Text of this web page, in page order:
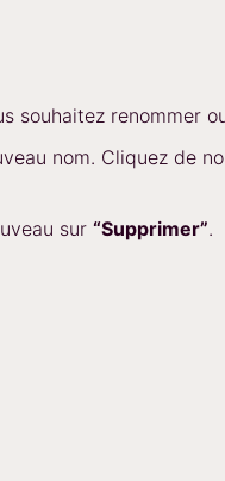
souhaitez renommer
nom. Cliquez de
sur “Supprimer”.